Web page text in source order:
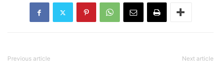
Previous article Next article